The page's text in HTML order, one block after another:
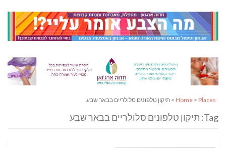
Home > Places > תיקון טלפונים סלולריים בבאר שבע
Tag: תיקון טלפונים סלולריים בבאר שבע